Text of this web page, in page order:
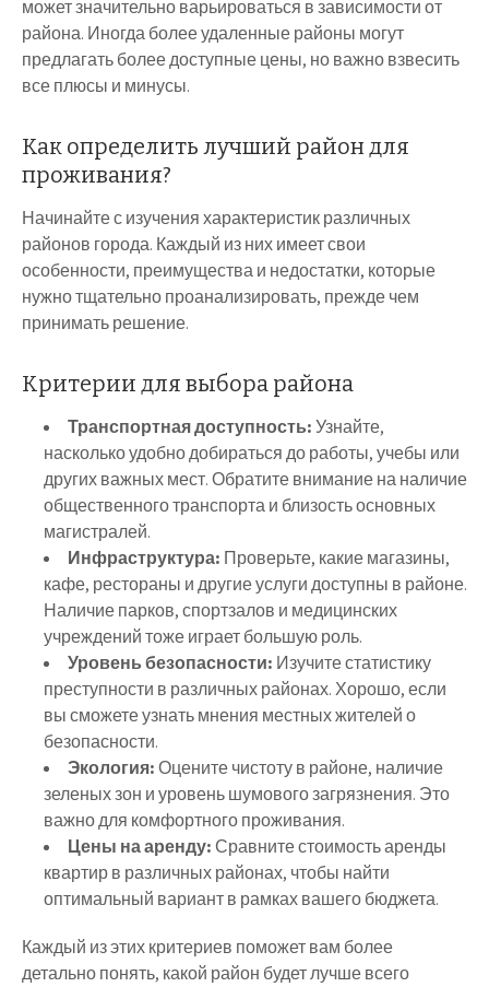
может значительно варьироваться в зависимости от
района. Иногда более удаленные районы могут
предлагать более доступные цены, но важно взвесить
все плюсы и минусы.
Как определить лучший район для
проживания?
Начинайте с изучения характеристик различных
районов города. Каждый из них имеет свои
особенности, преимущества и недостатки, которые
нужно тщательно проанализировать, прежде чем
принимать решение.
Критерии для выбора района
Транспортная доступность:Узнайте,
насколько удобно добираться до работы, учебы или
других важных мест. Обратите внимание на наличие
общественного транспорта и близость основных
магистралей.
Инфраструктура: Проверьте, какие магазины,
кафе, рестораны и другие услуги доступны в районе.
Наличие парков, спортзалов и медицинских
учреждений тоже играет большую роль.
Уровень безопасности: Изучите статистику
преступности в различных районах. Хорошо, если
вы сможете узнать мнения местных жителей о
безопасности.
Экология:Оцените чистоту в районе, наличие
зеленых зон и уровень шумового загрязнения. Это
важно для комфортного проживания.
Цены на аренду:Сравните стоимость аренды
квартир в различных районах, чтобы найти
оптимальный вариант в рамках вашего бюджета.
Каждый из этих критериев поможет вам более
детально понять, какой район будет лучше всего